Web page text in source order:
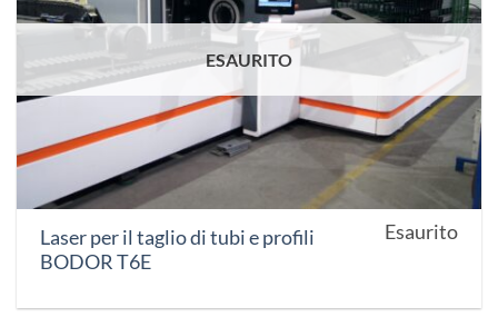
ESAURITO
Laser per il taglio di tubi e profili
BODOR T6E
Esaurito